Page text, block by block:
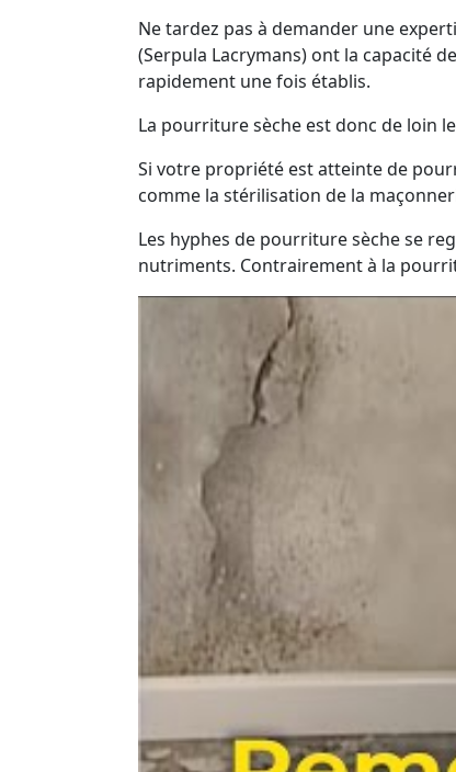
Ne tardez pas à demander une
(Serpula Lacrymans) ont la capacité
rapidement une fois établis.
La pourriture sèche est donc de loin
Si votre propriété est atteinte de
comme la stérilisation de la
Les hyphes de pourriture sèche se
nutriments. Contrairement à la